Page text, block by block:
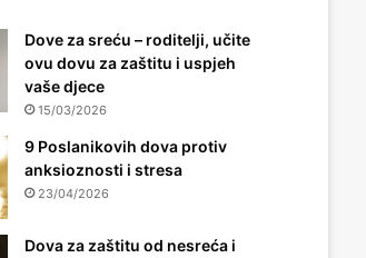
Dove za sreću – roditelji, učite
ovu dovu za zaštitu i uspjeh
vaše djece
15/03/2026
9 Poslanikovih dova protiv
anksioznosti i stresa
23/04/2026
Dova za zaštitu od nesreća i